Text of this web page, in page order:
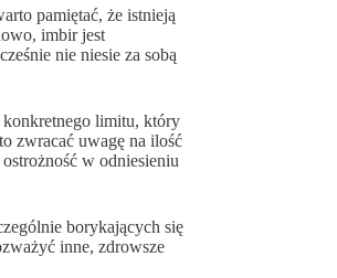
pamiętać, że istnieją
imbir jest
nie niesie za sobą
limitu, który
zwracać uwagę na ilość
w odniesieniu
borykających się
inne, zdrowsze